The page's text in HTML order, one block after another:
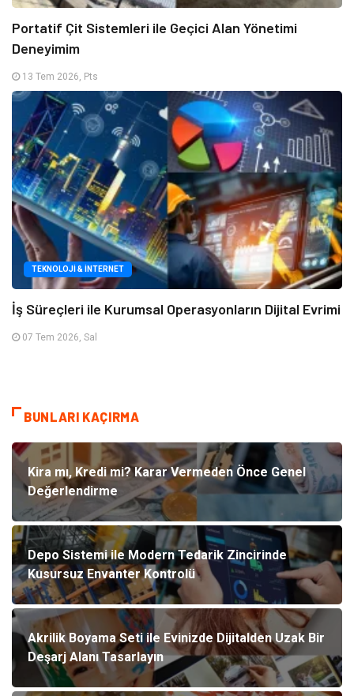
Portatif Çit Sistemleri ile Geçici Alan Yönetimi
Deneyimim
13 Tem 2026, Pts
TEKNOLOJI & İNTERNET
İş Süreçleri ile Kurumsal Operasyonların Dijital Evrimi
07 Tem 2026, Sal
BUNLARI KAÇIRMA
Kira mı, Kredi mi? Karar Vermeden Önce Genel
Değerlendirme
Depo Sistemi ile Modern Tedarik Zincirinde
Kusursuz Envanter Kontrolü
Akrilik Boyama Seti ile Evinizde Dijitalden Uzak Bir
Deşarj Alanı Tasarlayın